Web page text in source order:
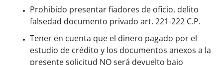
Prohibido presentar fiadores de oficio, delito
falsedad documento privado art. 221-222 C.P.
Tener en cuenta que el dinero pagado por el
estudio de crédito y los documentos anexos a la
presente solicitud NO será devuelto bajo